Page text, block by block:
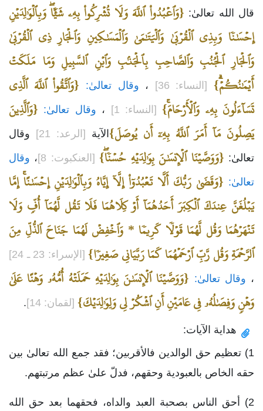
قال الله تعالىٰ: {وَٱعۡبُدُواْ ٱللَّهَ وَلَا تُشۡرِكُواْ بِهِۦ شَيۡ‍ٔٗاۖ وَبِٱلۡوَٰلِدَيۡنِ
إِحۡسَٰنٗا وَبِذِي ٱلۡقُرۡبَىٰ وَٱلۡيَتَٰمَىٰ وَٱلۡمَسَٰكِينِ وَٱلۡجَارِ ذِي ٱلۡقُرۡبَىٰ
وَٱلۡجَارِ ٱلۡجُنُبِ وَٱلصَّاحِبِ بِٱلۡجَنۢبِ وَٱبۡنِ ٱلسَّبِيلِ وَمَا مَلَكَتۡ
أَيۡمَٰنُكُمۡۗ} [النساء: 36] ، وقال تعالىٰ:
{وَٱتَّقُواْ ٱللَّهَ ٱلَّذِي
تَسَآءَلُونَ بِهِۦ وَٱلۡأَرۡحَامَۚ} [النساء: 1] ، وقال تعالىٰ: {وَٱلَّذِينَ
يَصِلُونَ مَآ أَمَرَ ٱللَّهُ بِهِۦٓ أَن يُوصَلَ}الآية [الرعد: 21] وقال
تعالىٰ: {وَوَصَّيۡنَا ٱلۡإِنسَٰنَ بِوَٰلِدَيۡهِ حُسۡنٗاۖ} [العنكبوت: 8] ، وقال
تعالىٰ: {وَقَضَىٰ رَبُّكَ أَلَّا تَعۡبُدُوٓاْ إِلَّآ إِيَّاهُ وَبِٱلۡوَٰلِدَيۡنِ إِحۡسَٰنًاۚ إِمَّا
يَبۡلُغَنَّ عِندَكَ ٱلۡكِبَرَ أَحَدُهُمَآ أَوۡ كِلَاهُمَا فَلَا تَقُل لَّهُمَآ أُفّٖ وَلَا
تَنۡهَرۡهُمَا وَقُل لَّهُمَا قَوۡلٗا كَرِيمٗا * وَٱخۡفِضۡ لَهُمَا جَنَاحَ ٱلذُّلِّ مِنَ
ٱلرَّحۡمَةِ وَقُل رَّبِّ ٱرۡحَمۡهُمَا كَمَا رَبَّيَانِي صَغِيرٗا} [الإسراء: 23 ـ 24]
، وقال تعالىٰ: {وَوَصَّيۡنَا ٱلۡإِنسَٰنَ بِوَٰلِدَيۡهِ حَمَلَتۡهُ أُمُّهُۥ وَهۡنًا عَلَىٰ
وَهۡنٖ وَفِصَٰلُهُۥ فِي عَامَيۡنِ أَنِ ٱشۡكُرۡ لِي وَلِوَٰلِدَيۡكَ} [لقمان: 14] .
هداية الآيات:
1) تعظيم حق الوالدين فالأقربين؛ فقد جمع الله تعالىٰ بين
حقه الخاص بالعبودية وحقهم، فدلّ علىٰ عظم مرتبتهم.
2) أحق الناس بصحبة العبد والداه، فحقهما بعد حق الله